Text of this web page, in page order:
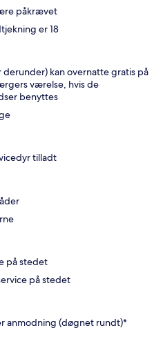
påkrævet
er 18
derunder) kan overnatte gratis på
værelse, hvis de
benyttes
tilladt
på stedet
på stedet
anmodning (døgnet rundt)*